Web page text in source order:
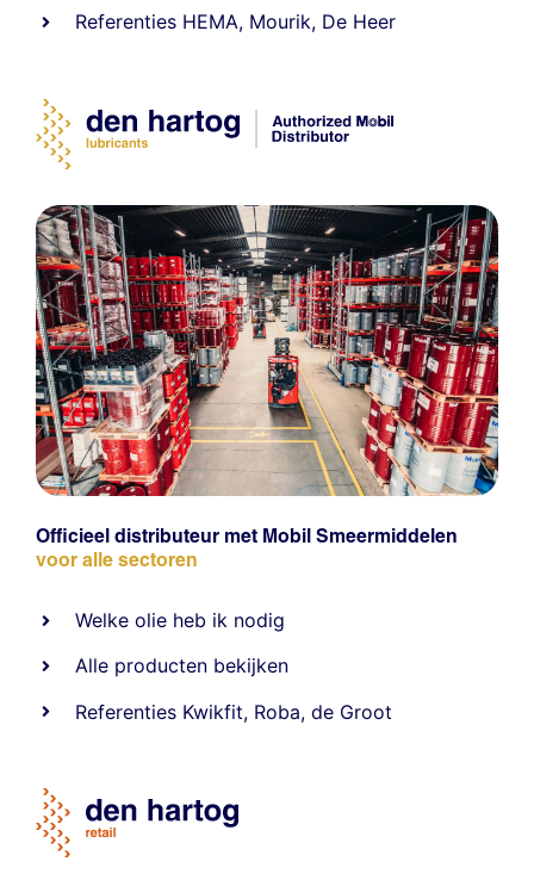
Referenties HEMA, Mourik, De Heer
Officieel distributeur met Mobil Smeermiddelen
voor alle sectoren
Welke olie heb ik nodig
Alle producten bekijken
Referenties Kwikfit, Roba,de Groot